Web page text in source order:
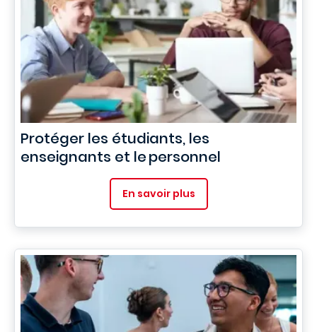
Protéger les étudiants, les
enseignants et le personnel
En savoir plus